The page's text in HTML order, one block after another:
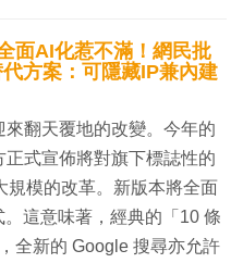
面AI化惹不滿！網民批
方案：可隱藏IP兼內建
翻天覆地的改變。今年的
式宣佈將對旗下標誌性的
規模的改革。新版本將全面
這意味著，經典的「10 條
全新的 Google 搜尋亦允許